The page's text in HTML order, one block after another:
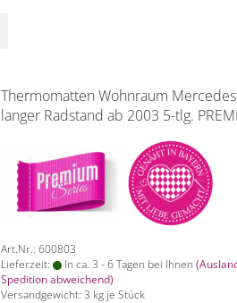
Thermomatten Wohnraum
langer Radstand ab 2003 5-tlg.
Art.Nr.: 600803
Lieferzeit:
In ca. 3 - 6 Tagen bei Ihnen
Spedition abweichend)
Versandgewicht: 3 kg je Stück